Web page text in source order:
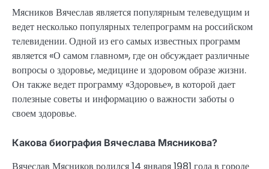
Мясников Вячеслав является популярным телеведущим и
ведет несколько популярных телепрограмм на российском
телевидении. Одной из его самых известных программ
является «О самом главном», где он обсуждает различные
вопросы о здоровье, медицине и здоровом образе жизни.
Он также ведет программу «Здоровье», в которой дает
полезные советы и информацию о важности заботы о
своем здоровье.
Какова биография Вячеслава Мясникова?
Вячеслав Мясников родился 14 января 1981 года в городе